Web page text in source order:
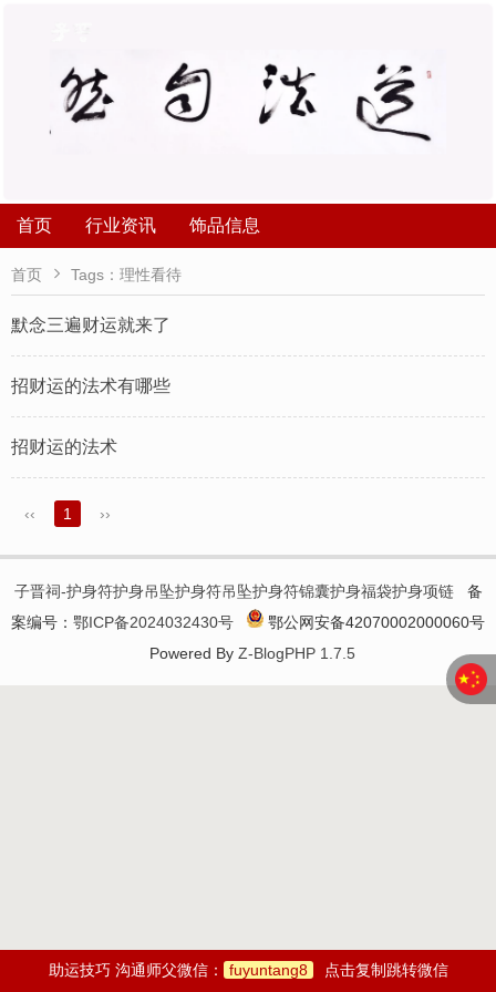
首页 行业资讯 饰品信息
首页  Tags：理性看待
默念三遍财运就来了
招财运的法术有哪些
招财运的法术
‹‹ 1 ››
子晋祠-护身符护身吊坠护身符吊坠护身符锦囊护身福袋护身项链备
案编号： 鄂ICP备2024032430号
鄂公网安备42070002000060号
Powered By Z-BlogPHP 1.7.5
助运技巧 沟通师父微信： fuyuntang8 点击复制跳转微信